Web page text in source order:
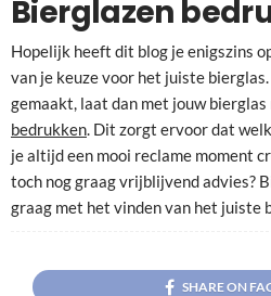
Bierglazen
Hopelijk heeft dit blog je enigszins
van je keuze voor het juiste
gemaakt, laat dan met jouw bierglas
bedrukken. Dit zorgt ervoor dat
je altijd een mooi reclame moment
toch nog graag vrijblijvend advies?
graag met het vinden van het juiste
SHARE ON